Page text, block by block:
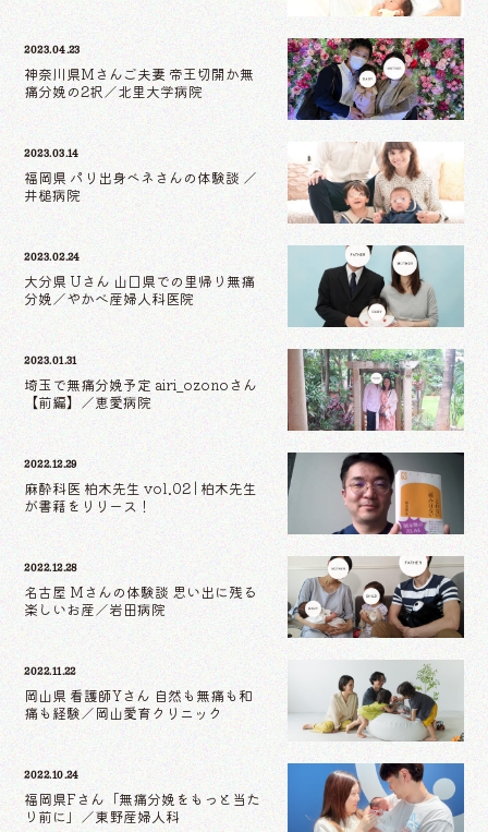
2023.04.23
神奈川県Mさんご夫妻 帝王切開か無
痛分娩の2択／北里大学病院
2023.03.14
福岡県 パリ出身ベネさんの体験談 ／
井槌病院
2023.02.24
大分県 Uさん 山口県での里帰り無痛
分娩／やかべ産婦人科医院
2023.01.31
埼玉で無痛分娩予定 airi_ozonoさん
【前編】／恵愛病院
2022.12.29
麻酔科医 柏木先生 vol.02 | 柏木先生
が書籍をリリース！
2022.12.28
名古屋 Mさんの体験談 思い出に残る
楽しいお産／岩田病院
2022.11.22
岡山県 看護師Yさん 自然も無痛も和
痛も経験／岡山愛育クリニック
2022.10.24
福岡県Fさん「無痛分娩をもっと当た
り前に」／東野産婦人科